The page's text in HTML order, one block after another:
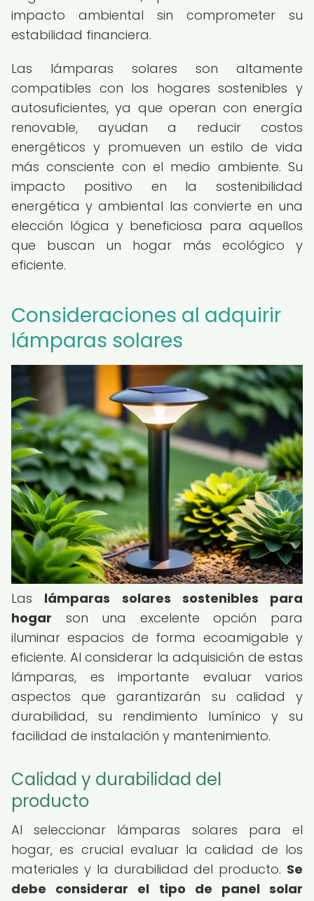
impacto ambiental sin comprometer su
estabilidad financiera.
Las lámparas solares son altamente
compatibles con los hogares sostenibles y
autosuficientes, ya que operan con energía
renovable, ayudan a reducir costos
energéticos y promueven un estilo de vida
más consciente con el medio ambiente. Su
impacto positivo en la sostenibilidad
energética y ambiental las convierte en una
elección lógica y beneficiosa para aquellos
que buscan un hogar más ecológico y
eficiente.
Consideraciones al adquirir
lámparas solares
Las lámparas solares sostenibles para
hogar son una excelente opción para
iluminar espacios de forma ecoamigable y
eficiente. Al considerar la adquisición de estas
lámparas, es importante evaluar varios
aspectos que garantizarán su calidad y
durabilidad, su rendimiento lumínico y su
facilidad de instalación y mantenimiento.
Calidad y durabilidad del
producto
Al seleccionar lámparas solares para el
hogar, es crucial evaluar la calidad de los
materiales y la durabilidad del producto. Se
debe considerar el tipo de panel solar